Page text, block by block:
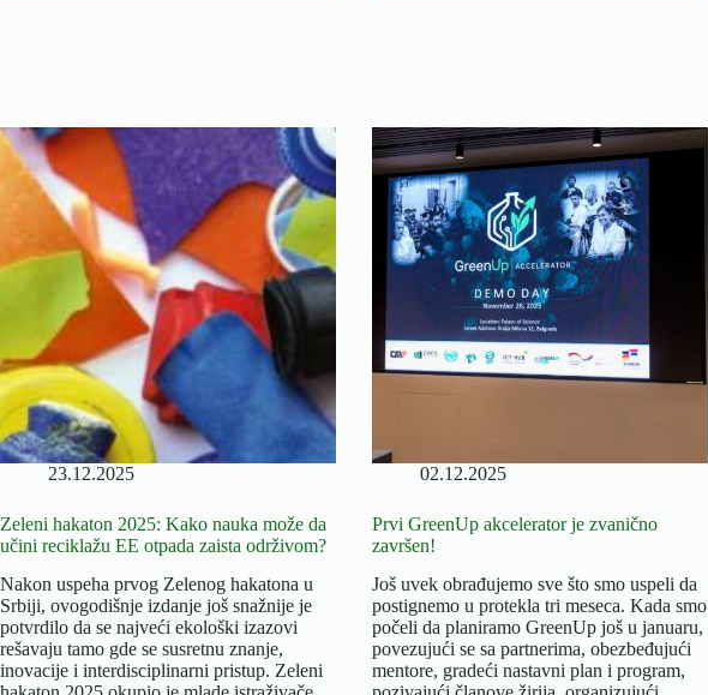
naučnih
istraživanja
inovacionih
rešenja“
23.12.2025
Zeleni hakaton 2025: Kako nauka može da
učini reciklažu EE otpada zaista održivom?
Nakon uspeha prvog Zelenog hakatona u
Srbiji, ovogodišnje izdanje još snažnije je
potvrdilo da se najveći ekološki izazovi
rešavaju tamo gde se susretnu znanje,
inovacije i interdisciplinarni pristup. Zeleni
02.12.2025
Prvi GreenUp akcelerator je zvanično
završen!
Još uvek obrađujemo sve što smo uspeli da
postignemo u protekla tri meseca. Kada smo
počeli da planiramo GreenUp još u januaru,
povezujući se sa partnerima, obezbeđujući
mentore, gradeći nastavni plan i program,